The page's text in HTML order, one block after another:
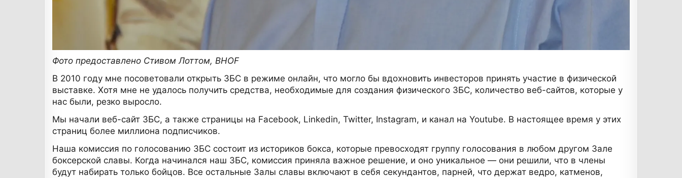
Фото предоставлено Стивом Лоттом, BHOF
В 2010 году мне посоветовали открыть ЗБС в режиме онлайн, что могло бы вдохновить инвесторов принять участие в физической
выставке. Хотя мне не удалось получить средства, необходимые для создания физического ЗБС, количество веб-сайтов, которые у
нас были, резко выросло.
Мы начали веб-сайт ЗБС, а также страницы на Facebook, Linkedin, Twitter, Instagram, и канал на Youtube. В настоящее время у этих
страниц более миллиона подписчиков.
Наша комиссия по голосованию ЗБС состоит из историков бокса, которые превосходят группу голосования в любом другом Зале
боксерской славы. Когда начинался наш ЗБС, комиссия приняла важное решение, и оно уникальное — они решили, что в члены
будут набирать только бойцов. Все остальные Залы славы включают в себя секундантов, парней, что держат ведро, катменов,